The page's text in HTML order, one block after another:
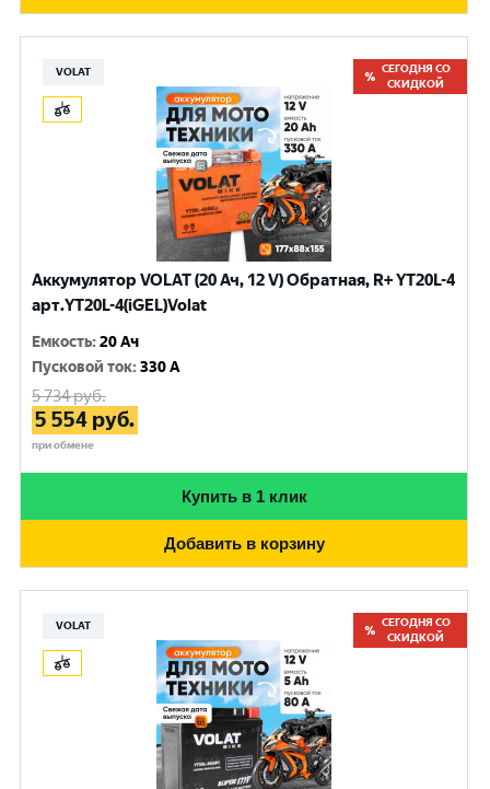
VOLAT
СЕГОДНЯ СО
СКИДКОЙ
Аккумулятор VOLAT (20 Ач, 12 V) Обратная, R+ YT20L-4
арт.YT20L-4(iGEL)Volat
Емкость:20 Ач
Пусковой ток:330 A
5 734руб.
5 554 руб.
при обмене
Купить в 1 клик
Добавить в корзину
VOLAT
СЕГОДНЯ СО
СКИДКОЙ